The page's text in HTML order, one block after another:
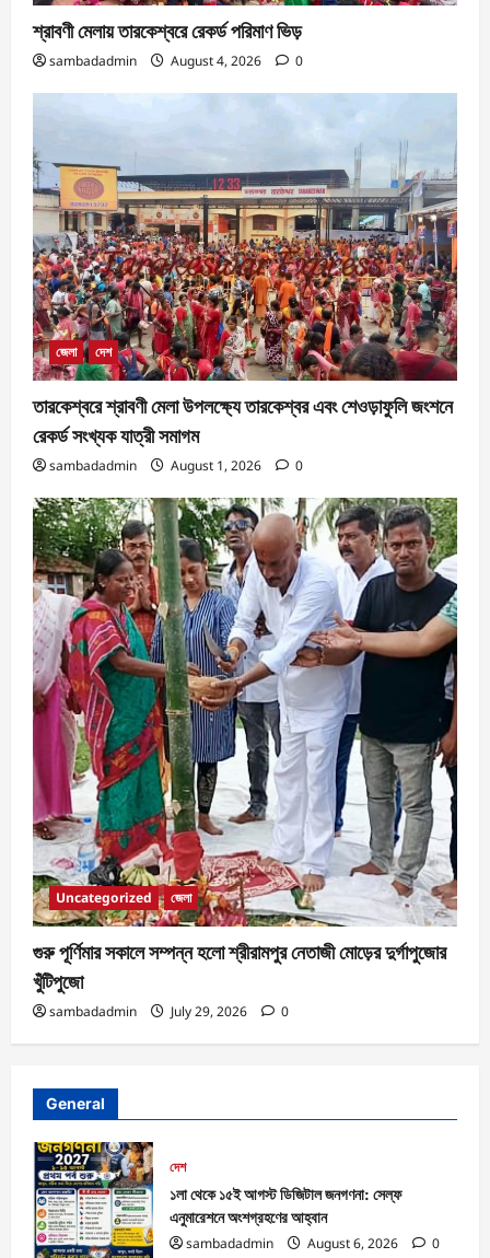
শ্রাবণী মেলায় তারকেশ্বরে রেকর্ড পরিমাণ ভিড়
sambadadmin August 4, 2026 0
জেলা দেশ
তারকেশ্বরে শ্রাবণী মেলা উপলক্ষ্যে তারকেশ্বর এবং শেওড়াফুলি জংশনে
রেকর্ড সংখ্যক যাত্রী সমাগম
sambadadmin August 1, 2026 0
Uncategorized জেলা
গুরু পূর্ণিমার সকালে সম্পন্ন হলো শ্রীরামপুর নেতাজী মোড়ের দুর্গাপুজোর
খুঁটিপুজো
sambadadmin July 29, 2026 0
General
দেশ
১লা থেকে ১৫ই আগস্ট ডিজিটাল জনগণনা: সেল্ফ
এনুমারেশনে অংশগ্রহণের আহ্বান
sambadadmin
August 6, 2026 0